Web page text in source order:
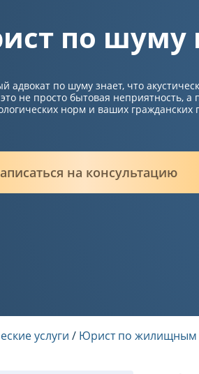
по шуму
адвокат по шуму знает, что
не просто бытовая неприятность,
норм и ваших гражданских
на консультацию
услуги / Юрист по жилищным